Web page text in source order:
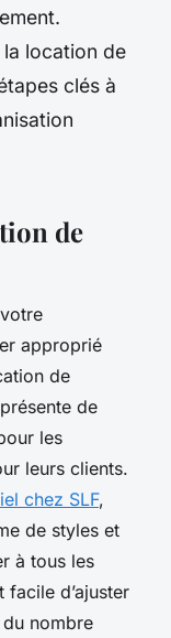
location de
clés à
de
approprié
de
de
les
leurs clients.
chez SLF,
de styles et
à tous les
facile d’ajuster
nombre